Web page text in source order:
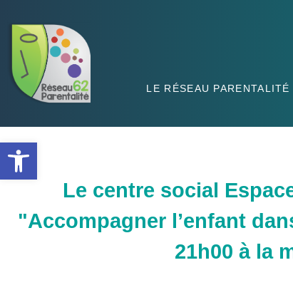
Ouvrir la barre d’outils
LE RÉSEAU PARENTALITÉ
Le centre social
"Accompagner l’enfant
21h00 à la